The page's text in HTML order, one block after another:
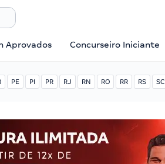
Aprovados Concurseiro Iniciante
PE PI PR RJ RN RO RR RS SC